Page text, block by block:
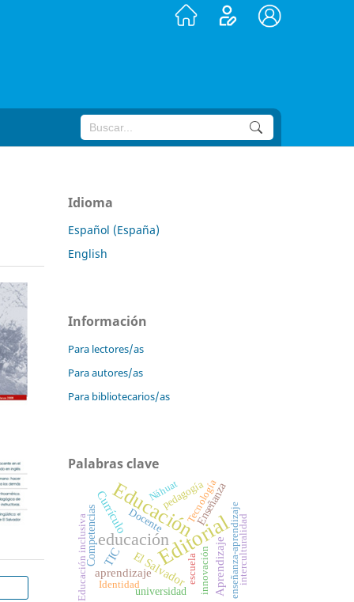
Idioma
Español (España)
English
Información
Para lectores/as
Para autores/as
Para bibliotecarios/as
Palabras clave
Editorial
Educación
educación
TIC Aprendizaje
El Salvador
Currículo
aprendizaje
Enseñanza
universidad
Competencias
pedagogía
Docente enseñanza-aprendizaje
escuela interculturalidad
Educación inclusiva innovación
Tecnología
Náhuat
Identidad